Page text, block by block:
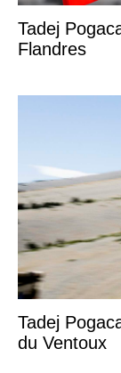
Tadej
Flandres
Tadej
du Ventoux